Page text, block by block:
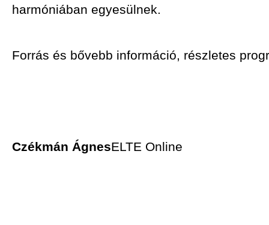
harmóniában egyesülnek.
Forrás és bővebb információ, részletes
Czékmán ÁgnesELTE Online